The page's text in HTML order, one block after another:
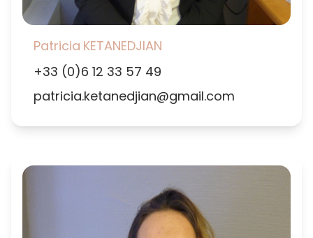
Patricia KETANEDJIAN
+33 (0)6 12 33 57 49
patricia.ketanedjian@gmail.com